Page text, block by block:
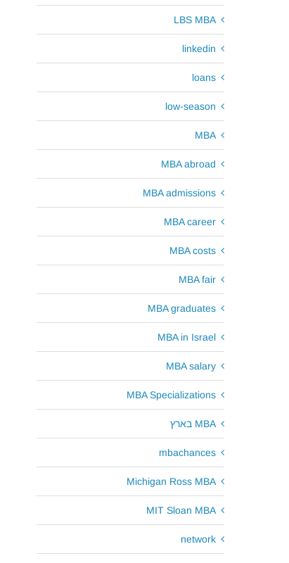
LBS MBA
linkedin
loans
low-season
MBA
MBA abroad
MBA admissions
MBA career
MBA costs
MBA fair
MBA graduates
MBA in Israel
MBA salary
MBA Specializations
MBA בארץ
mbachances
Michigan Ross MBA
MIT Sloan MBA
network